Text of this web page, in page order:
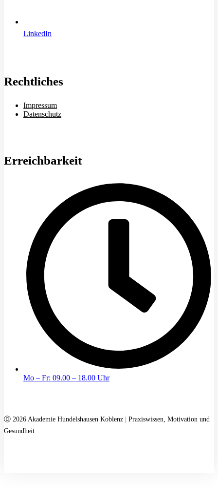
LinkedIn
Rechtliches
Impressum
Datenschutz
Erreichbarkeit
Mo – Fr: 09.00 – 18.00 Uhr
Ⓒ 2026 Akademie Hundelshausen Koblenz | Praxiswissen, Motivation und
Gesundheit